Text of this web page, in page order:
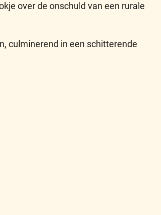
over de onschuld van een rurale
culminerend in een schitterende